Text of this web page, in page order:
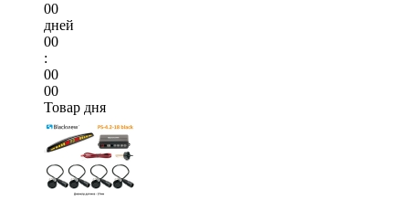
00
дней
00
:
00
00
Товар дня